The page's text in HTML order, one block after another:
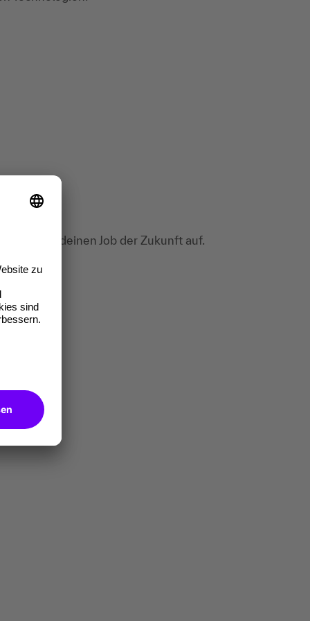
für deinen Job der Zukunft auf.